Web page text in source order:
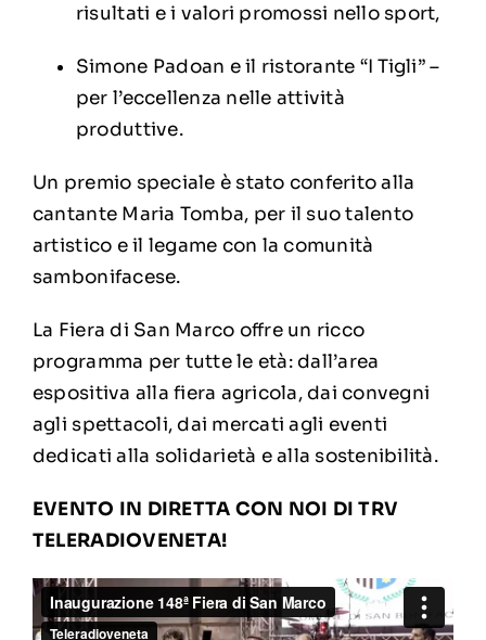
risultati e i valori promossi nello sport,
Simone Padoan e il ristorante “I Tigli” –
per l’eccellenza nelle attività
produttive.
Un premio speciale è stato conferito alla
cantante Maria Tomba, per il suo talento
artistico e il legame con la comunità
sambonifacese.
La Fiera di San Marco offre un ricco
programma per tutte le età: dall’area
espositiva alla fiera agricola, dai convegni
agli spettacoli, dai mercati agli eventi
dedicati alla solidarietà e alla sostenibilità.
EVENTO IN DIRETTA CON NOI DI TRV
TELERADIOVENETA!